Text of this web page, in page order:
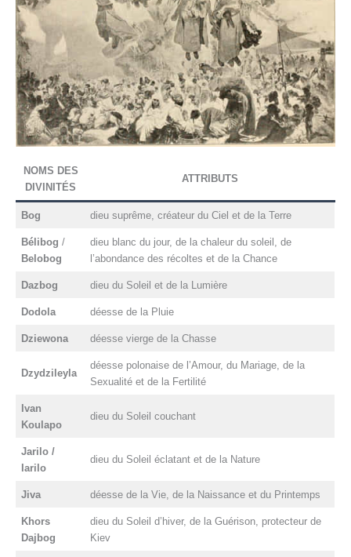
NOMS DES
DIVINITÉS
ATTRIBUTS
Bog dieu suprême, créateur du Ciel et de la Terre
Bélibog /
Belobog
dieu blanc du jour, de la chaleur du soleil, de
l’abondance des récoltes et de la Chance
Dazbog dieu du Soleil et de la Lumière
Dodola déesse de la Pluie
Dziewona déesse vierge de la Chasse
Dzydzileyla
déesse polonaise de l’Amour, du Mariage, de la
Sexualité et de la Fertilité
Ivan
Koulapo
dieu du Soleil couchant
Jarilo /
Iarilo
dieu du Soleil éclatant et de la Nature
Jiva déesse de la Vie, de la Naissance et du Printemps
Khors
Dajbog
dieu du Soleil d’hiver, de la Guérison, protecteur de
Kiev